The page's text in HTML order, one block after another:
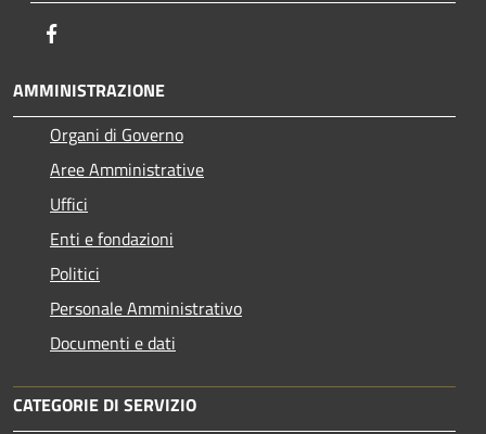
AMMINISTRAZIONE
Organi di Governo
Aree Amministrative
Uffici
Enti e fondazioni
Politici
Personale Amministrativo
Documenti e dati
CATEGORIE DI SERVIZIO